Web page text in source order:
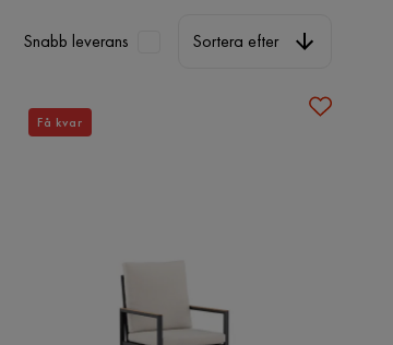
Snabb leverans Sortera efter
Få kvar